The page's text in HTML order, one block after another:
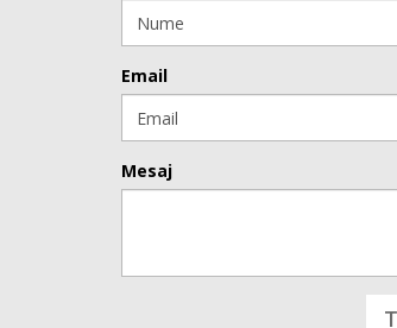
Email
Mesaj